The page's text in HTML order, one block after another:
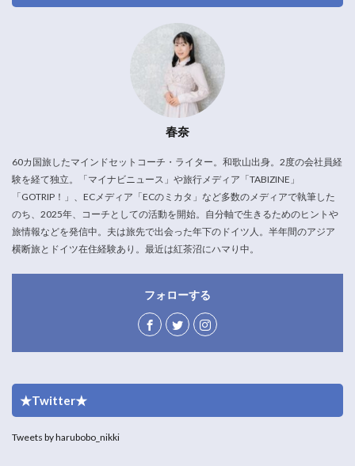
春奈
60カ国旅したマインドセットコーチ・ライター。和歌山出身。2度の会社員経
験を経て独立。「マイナビニュース」や旅行メディア「TABIZINE」
「GOTRIP！」、ECメディア「ECのミカタ」など多数のメディアで執筆した
のち、2025年、コーチとしての活動を開始。自分軸で生きるためのヒントや
旅情報などを発信中。夫は旅先で出会った年下のドイツ人。半年間のアジア
横断旅とドイツ在住経験あり。最近は紅茶沼にハマり中。
フォローする
★Twitter★
Tweets by harubobo_nikki